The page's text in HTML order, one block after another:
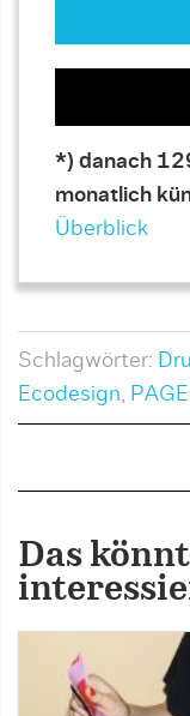
*) danach
monatlich
Überblick
Schlagwörter:
Ecodesign,
Das